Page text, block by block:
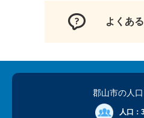
よくあ
郡山市の人口
人口：